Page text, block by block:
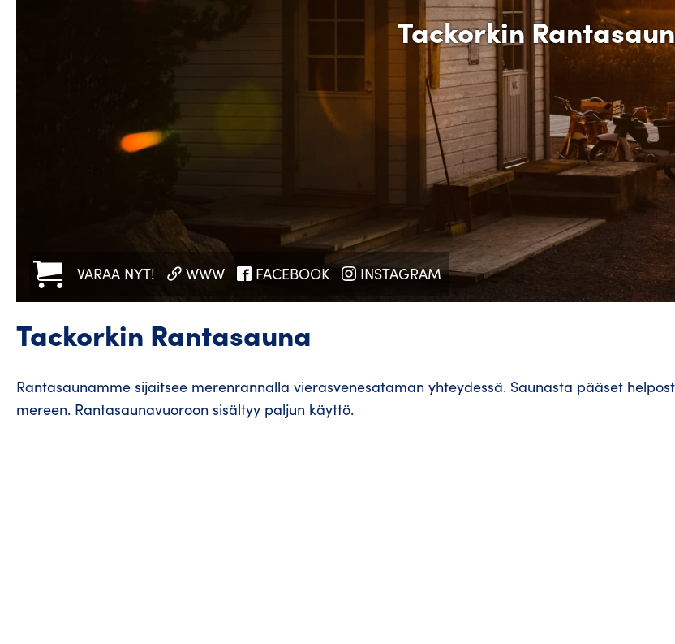
Tackorkin
VARAA NYT! WWW FACEBOOK INSTAGRAM
Tackorkin Rantasauna
Rantasaunamme sijaitsee merenrannalla vierasvenesataman yhteydessä. Saunasta pääset
mereen. Rantasaunavuoroon sisältyy paljun käyttö.